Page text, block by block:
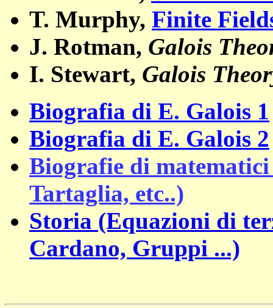
T. Murphy, Finite
J. Rotman, Galois
I. Stewart, Galois
Biografia di E. Galois 1
Biografia di E. Galois 2
Biografie di
Tartaglia, etc..)
Storia (Equazioni di
Cardano, Gruppi ...)